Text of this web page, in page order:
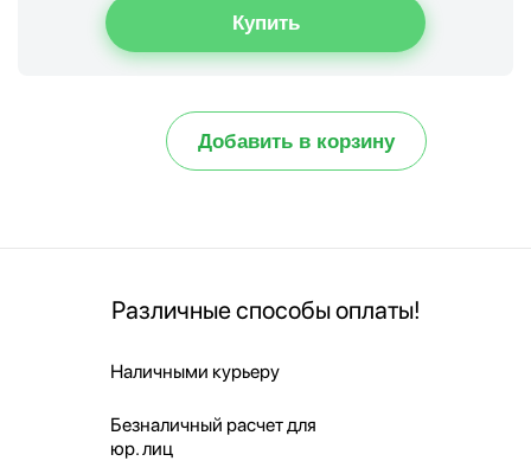
Добавить в корзину
Различные способы оплаты!
Наличными курьеру
Безналичный расчет для
юр. лиц